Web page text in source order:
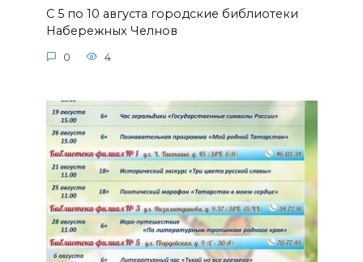
С 5 по 10 августа городские библиотеки
Набережных Челнов
0 4